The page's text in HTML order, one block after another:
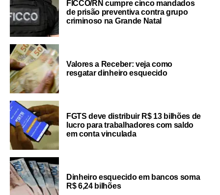
FICCO/RN cumpre cinco mandados
de prisão preventiva contra grupo
criminoso na Grande Natal
Valores a Receber: veja como
resgatar dinheiro esquecido
FGTS deve distribuir R$ 13 bilhões de
lucro para trabalhadores com saldo
em conta vinculada
Dinheiro esquecido em bancos soma
R$ 6,24 bilhões